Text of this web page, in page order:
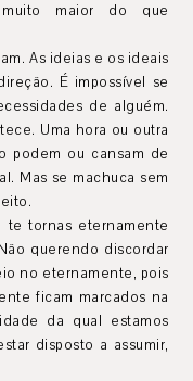
maior do que
As ideias e os ideais
É impossível se
de alguém.
Uma hora ou outra
podem ou cansam de
Mas se machuca sem
tornas eternamente
querendo discordar
no eternamente, pois
ficam marcados na
da qual estamos
disposto a assumir,